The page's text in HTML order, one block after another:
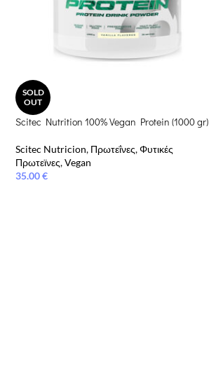
SOLD
OUT
Scitec Nutrition 100% Vegan Protein (1000 gr)
Scitec Nutricion, Πρωτεΐνες,Φυτικές
Πρωτεϊνες,Vegan
35.00€